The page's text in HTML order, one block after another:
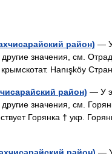
район) — У
значения, см.
крымскотат. Hanışköy
район) — У
значения, см.
Горянка † укр.
район) — У